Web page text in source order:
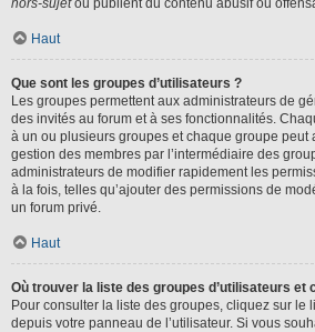
hors-sujetou publient du contenu abusif ou
Haut
Que sont les groupes d’utilisateurs ?
Les groupes permettent aux administrateurs de
des invités au forum et à ses fonctionnalités.
à un ou plusieurs groupes et chaque groupe peut
gestion des membres par l’intermédiaire des
administrateurs de modifier rapidement les
à la fois, telles qu’ajouter des permissions de
un forum privé.
Haut
Où trouver la liste des groupes d’utilisateurs et
Pour consulter la liste des groupes, cliquez sur le
depuis votre panneau de l’utilisateur. Si vous